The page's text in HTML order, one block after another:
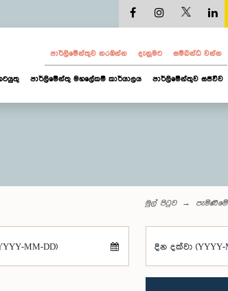
පාර්ලි‌මේන්තුව නරඹන්න දැනුමට සම්බන්ධ වන්න
පාර්ලිමේන්තු මහලේකම් කාර්යාලය පාර්ලිමේන්තුව සජීවීව
මුල් පිටුව
MM-DD) දින දක්වා (YYYY-